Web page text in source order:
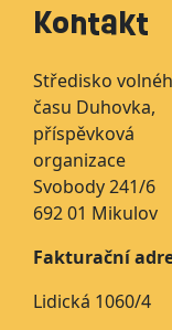
Kontakt
Středisko
času Duhovka,
příspěvková
organizace
Svobody 241/6
692 01 Mikulov
Fakturační
Lidická 1060/4